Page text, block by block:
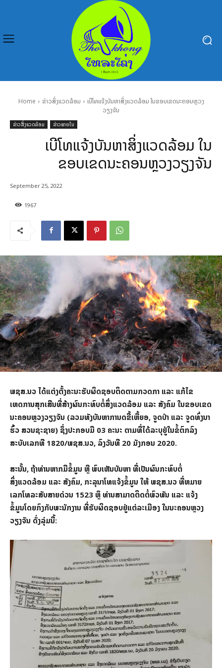
Home ຂ່າວສິ່ງແວດລ້ອມ
ເບີໂທແຈ້ງບັນຫາສິ່ງແວດລ້ອມ ໃນຂອບເຂດນະຄອນຫຼວງ
ວຽງຈັນ
ຂ່າວສິ່ງແວດລ້ອມ ຂ່າວພາຍໃນ
ເບີໂທແຈ້ງບັນຫາສິ່ງແວດລ້ອມ ໃນ
ຂອບເຂດນະຄອນຫຼວງວຽງຈັນ
1967
September 25, 2022
ພຊສ.ນວ ໄດ້ແຕ່ງຕັ້ງຄະນະຮັບຜິດຊອບຕິດຕາມກວດກາ ແລະ ແກ້ໄຂ
ເຫດການສຸກເສີນທີ່ສ້າງຜົນກະທົບຕໍ່ສິ່ງແວດລ້ອມ ແລະ ສັງຄົມ ໃນຂອບເຂດ
ນະຄອນຫຼວງວຽງຈັນ (ລວມທັງບັນຫາການດຂີ້ເຫື້ຍອ, ຈູດປ່າ ແລະ ຈູດທົ່ງນາ
ຮົ້ວ ສວນຊະຊາຍ) ຊຶ່ງປະກອບມີ 03 ຄະນະ ຕາມທີ່ໄດ້ລະບຸຢູ່ໃນຂໍ້ຕົກລົງ
ສະບັບເລກທີ 1820/ພຊສ.ນວ, ລົງວັນທີ 20 ມັງກອນ 2020.
ສະນັ້ນ, ຖ້າທ່ານຫາກມີຂໍ້ມູນ ຫຼື ພົບເຫັນບັນຫາ ທີ່ເປັນຜົນກະທົບຕໍ່
ສິ່ງແວດລ້ອມ ແລະ ສັງຄົມ, ກະລຸນາໂທແຈ້ງຂໍ້ມູນ ໃຫ້ ພຊສ.ນວ ທີ່ຫມາຍ
ເລກໂທລະສັບສາຍດ່ວນ 1523 ຫຼຶ ທ່ານສາມາດຕິດຕໍ່ພົວພັນ ແລະ ແຈ້ງ
ຂໍ້ມູນໂດຍກົງກັບພະນັກງານ ທີ່ຮັບຜິດຊອບຢູ່ແຕ່ລະເມືອງ ໃນນະຄອນຫຼວງ
ວຽງຈັນ ດັ່ງລຸ່ມນີ້: